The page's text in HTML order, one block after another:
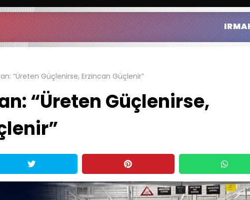
IRMAK EBRAR KINGIR:
“Üreten Güçlenirse, Erzincan Güçlenir”
“Üreten Güçlenirse,